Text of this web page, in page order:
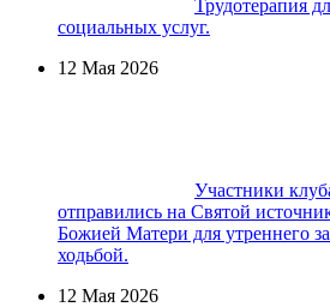
Трудотерапия
социальных услуг.
12 Мая 2026
Участники
отправились на Святой
Божией Матери для утреннего
ходьбой.
12 Мая 2026